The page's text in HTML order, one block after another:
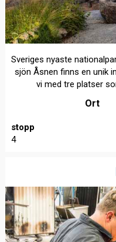
Sveriges nyaste
sjön Åsnen finns en unik
vi med tre platser
Ort
stopp
4